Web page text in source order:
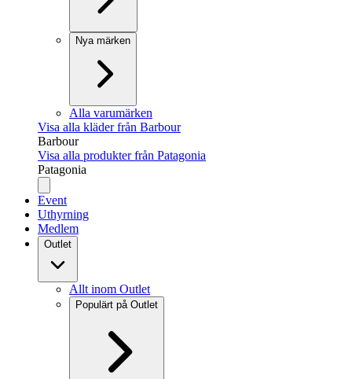
Nya märken
Alla varumärken
Visa alla kläder från Barbour
Barbour
Visa alla produkter från Patagonia
Patagonia
Event
Uthyrning
Medlem
Outlet
Allt inom Outlet
Populärt på Outlet